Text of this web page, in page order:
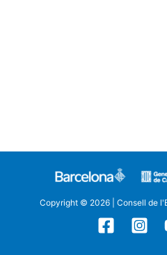
Copyright © 2026 | Consell de